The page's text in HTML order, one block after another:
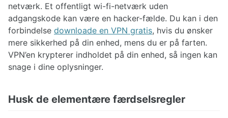
netværk. Et offentligt wi-fi-netværk uden
adgangskode kan være en hacker-fælde. Du kan i den
forbindelse downloade en VPN gratis, hvis du ønsker
mere sikkerhed på din enhed, mens du er på farten.
VPN’en krypterer indholdet på din enhed, så ingen kan
snage i dine oplysninger.
Husk de elementære færdselsregler